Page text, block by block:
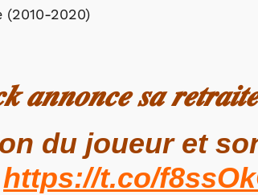
(2010-2020)
𝒂𝒏𝒏𝒐𝒏𝒄𝒆 𝒔𝒂 𝒓𝒆𝒕𝒓𝒂𝒊𝒕𝒆
du joueur et
https://t.co/